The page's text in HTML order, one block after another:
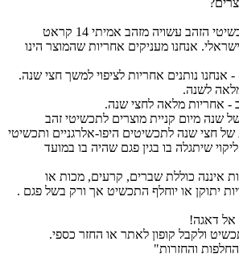
תכשיטי זהב – מתכת תכשיטי הזהב עשויה מזהב אמיתי 14 קראט
אנחנו מעניקים אחריות שהמוצר הינו
אנחנו נותנים אחריות לציפוי למשך חצי שנה.
לשנה.
- אחריות מלאה לחצי שנה.
שנה מיום קניית מוצרים לתכשיטי זהב
חצי שנה לתכשיטים היפו-אלרגניים ותכשיטי
שיתגלה בו בגין פגם שהיה בו במועד
איננה כוללת שברים, קרעים, מכות או
יתוקן או יוחלף התכשיט אך ורק בשל פגם .
אל דאגה!
ולקבל קופון לאתר או החזר כספי.
והחזרות"